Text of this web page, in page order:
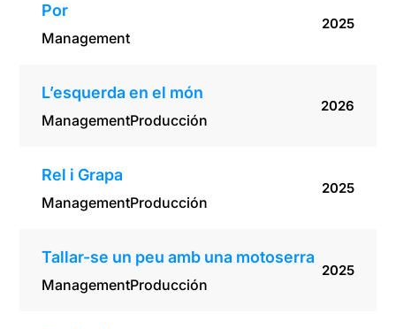
Por
Management
2025
L’esquerda en el món
ManagementProducción
2026
Rel i Grapa
ManagementProducción
2025
Tallar-se un peu amb una motoserra
ManagementProducción
2025